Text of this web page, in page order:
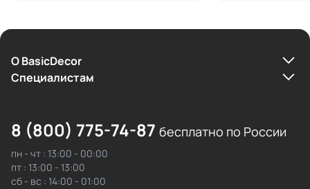
О BasicDecor
Cпециалистам
8 (800) 775-74-87 бесплатно по России
пн - чт : 13:00 - 00:00
пт : 13:00 - 13:00
сб - вс : 14:00 - 01:00